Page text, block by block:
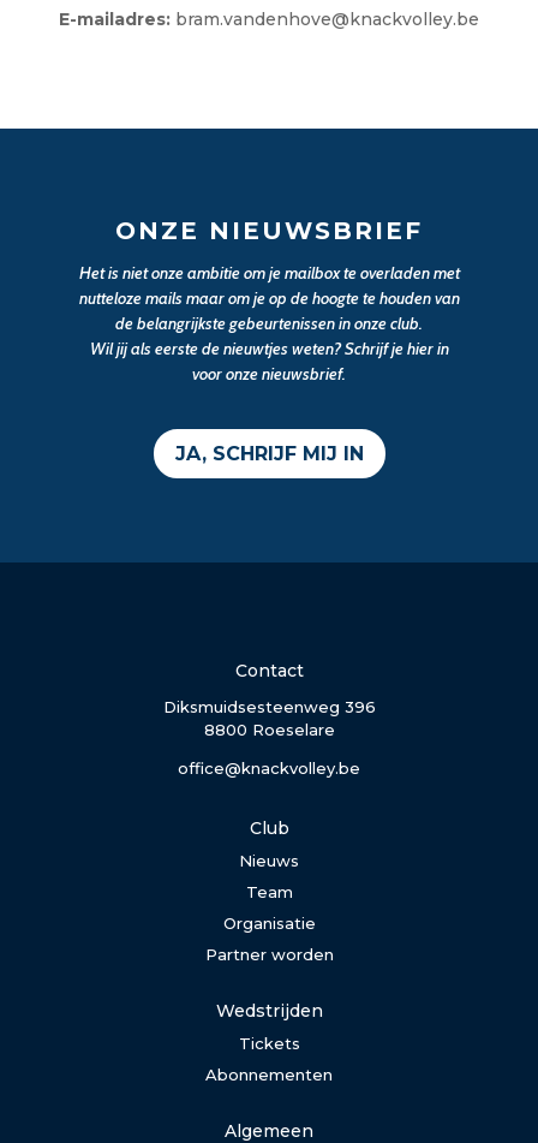
E-mailadres: bram.vandenhove@knackvolley.be
ONZE NIEUWSBRIEF
Het is niet onze ambitie om je mailbox te overladen met
nutteloze mails maar om je op de hoogte te houden van
de belangrijkste gebeurtenissen in onze club.
Wil jij als eerste de nieuwtjes weten? Schrijf je hier in
voor onze nieuwsbrief.
JA, SCHRIJF MIJ IN
Contact
Diksmuidsesteenweg 396
8800 Roeselare
office@knackvolley.be
Club
Nieuws
Team
Organisatie
Partner worden
Wedstrijden
Tickets
Abonnementen
Algemeen